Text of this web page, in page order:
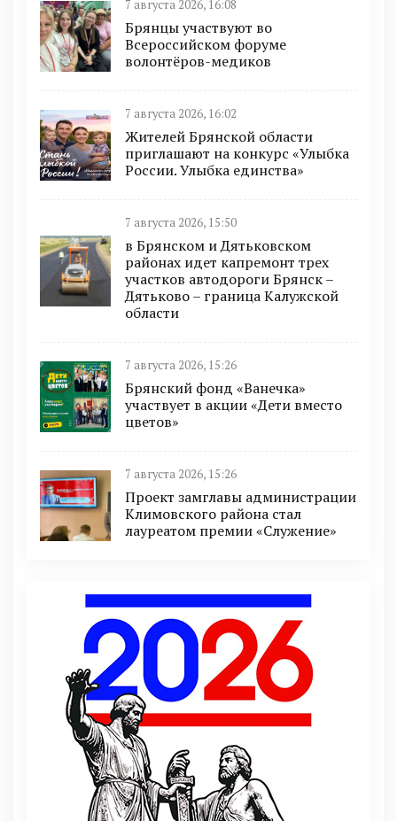
7 августа 2026, 16:08
Брянцы участвуют во
Всероссийском форуме
волонтёров-медиков
7 августа 2026, 16:02
Жителей Брянской области
приглашают на конкурс «Улыбка
России. Улыбка единства»
7 августа 2026, 15:50
в Брянском и Дятьковском
районах идет капремонт трех
участков автодороги Брянск –
Дятьково – граница Калужской
области
7 августа 2026, 15:26
Брянский фонд «Ванечка»
участвует в акции «Дети вместо
цветов»
7 августа 2026, 15:26
Проект замглавы администрации
Климовского района стал
лауреатом премии «Служение»